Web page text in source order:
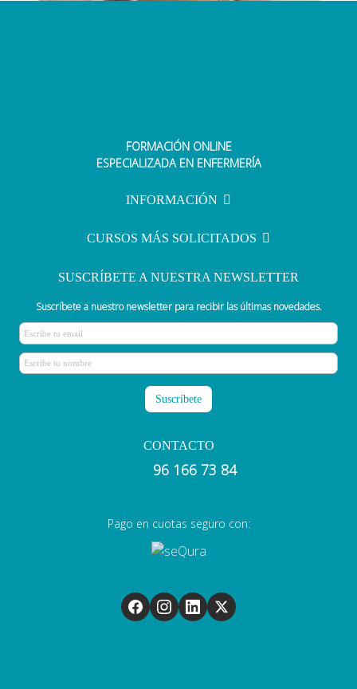
Enfermeras del Área Hospitalaria
audiometría
FORMACIÓN ONLINE
ESPECIALIZADA EN ENFERMERÍA
INFORMACIÓN
CURSOS MÁS SOLICITADOS
SUSCRÍBETE A NUESTRA NEWSLETTER
Suscríbete a nuestro newsletter para recibir las últimas novedades.
CONTACTO
96 166 73 84
Pago en cuotas seguro con: